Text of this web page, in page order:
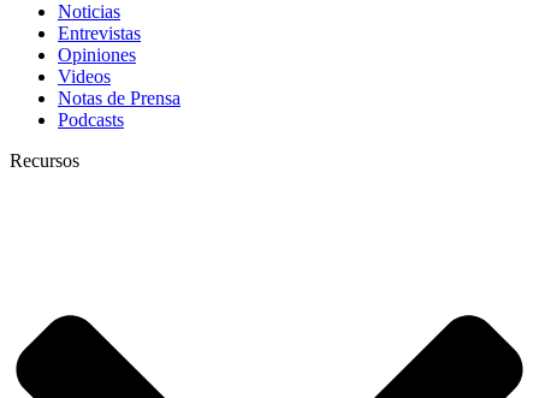
Noticias
Entrevistas
Opiniones
Videos
Notas de Prensa
Podcasts
Recursos